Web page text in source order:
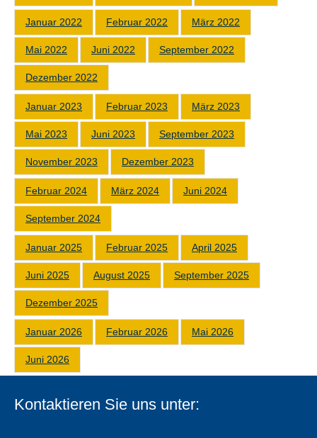
Januar 2022 Februar 2022 März 2022
Mai 2022 Juni 2022 September 2022
Dezember 2022
Januar 2023 Februar 2023 März 2023
Mai 2023 Juni 2023 September 2023
November 2023 Dezember 2023
Februar 2024 März 2024 Juni 2024
September 2024
Januar 2025 Februar 2025 April 2025
Juni 2025 August 2025 September 2025
Dezember 2025
Januar 2026 Februar 2026 Mai 2026
Juni 2026
Kontaktieren Sie uns unter: